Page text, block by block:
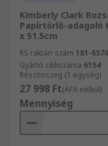
Kimberly Clark
Papírtörlő-adagoló
x 51.5cm
RS raktári szám 181-6570
Gyártó cikkszáma 6154
Részösszeg (1 egység)
27 998 Ft(ÁFA nélkül)
Mennyiség